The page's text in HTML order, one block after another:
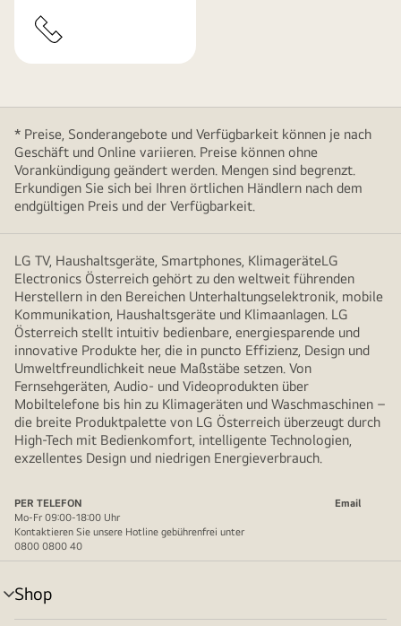
* Preise, Sonderangebote und Verfügbarkeit können je nach
Geschäft und Online variieren. Preise können ohne
Vorankündigung geändert werden. Mengen sind begrenzt.
Erkundigen Sie sich bei Ihren örtlichen Händlern nach dem
endgültigen Preis und der Verfügbarkeit.
LG TV, Haushaltsgeräte, Smartphones, KlimageräteLG
Electronics Österreich gehört zu den weltweit führenden
Herstellern in den Bereichen Unterhaltungselektronik, mobile
Kommunikation, Haushaltsgeräte und Klimaanlagen. LG
Österreich stellt intuitiv bedienbare, energiesparende und
innovative Produkte her, die in puncto Effizienz, Design und
Umweltfreundlichkeit neue Maßstäbe setzen. Von
Fernsehgeräten, Audio- und Videoprodukten über
Mobiltelefone bis hin zu Klimageräten und Waschmaschinen –
die breite Produktpalette von LG Österreich überzeugt durch
High-Tech mit Bedienkomfort, intelligente Technologien,
exzellentes Design und niedrigen Energieverbrauch.
PER TELEFON
Email
Mo-Fr 09:00-18:00 Uhr
Kontaktieren Sie unsere Hotline gebührenfrei unter
0800 0800 40
Shop
Menü
umschalten